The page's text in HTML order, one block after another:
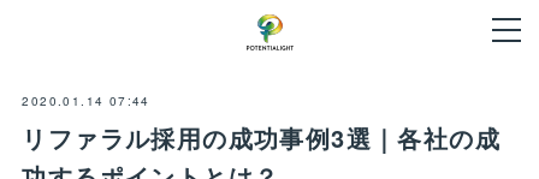
2020.01.14 07:44
リファラル採用の成功事例3選｜各社の成